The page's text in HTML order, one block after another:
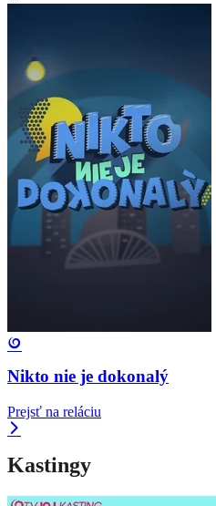
Nikto nie je dokonalý
Prejsť na reláciu
Kastingy